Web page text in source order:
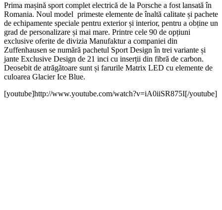
Prima mașină sport complet electrică de la Porsche a fost lansată în
Romania. Noul model primeste elemente de înaltă calitate și pachete
de echipamente speciale pentru exterior și interior, pentru a obține un
grad de personalizare și mai mare. Printre cele 90 de opțiuni
exclusive oferite de divizia Manufaktur a companiei din
Zuffenhausen se numără pachetul Sport Design în trei variante și
jante Exclusive Design de 21 inci cu inserții din fibră de carbon.
Deosebit de atrăgătoare sunt și farurile Matrix LED cu elemente de
culoarea Glacier Ice Blue.
[youtube]http://www.youtube.com/watch?v=iA0iiSR875I[/youtube]